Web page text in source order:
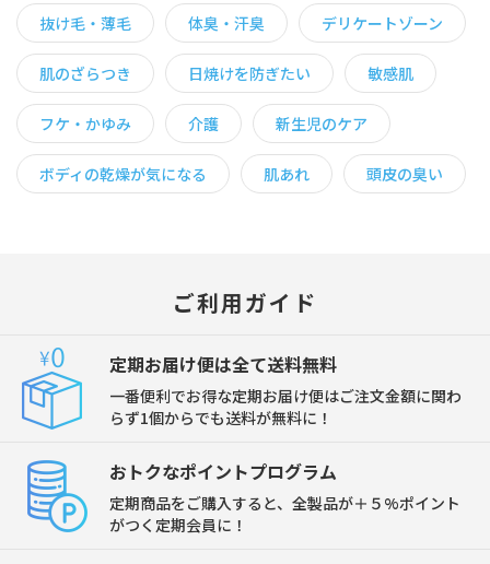
抜け毛・薄毛 体臭・汗臭 デリケートゾーン
肌のざらつき 日焼けを防ぎたい 敏感肌
フケ・かゆみ 介護 新生児のケア
ボディの乾燥が気になる 肌あれ 頭皮の臭い
ご利用ガイド
定期お届け便は全て送料無料
一番便利でお得な定期お届け便はご注文金額に関わ
らず1個からでも送料が無料に！
おトクなポイントプログラム
定期商品をご購入すると、全製品が＋５%ポイント
がつく定期会員に！